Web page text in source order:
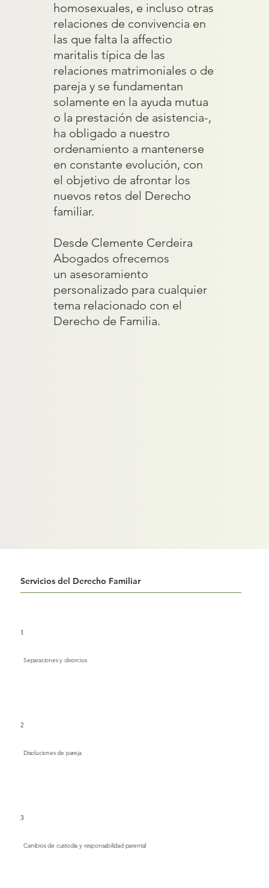
homosexuales, e incluso otras
relaciones de convivencia en
las que falta la affectio
maritalis típica de las
relaciones matrimoniales o de
pareja y se fundamentan
solamente en la ayuda mutua
o la prestación de asistencia-,
ha obligado a nuestro
ordenamiento a mantenerse
en constante evolución, con
el objetivo de afrontar los
nuevos retos del Derecho
familiar.
Desde Clemente Cerdeira
Abogados ofrecemos
un asesoramiento
personalizado para cualquier
tema relacionado con el
Derecho de Familia.
Servicios del Derecho Familiar
Separaciones y divorcios
1
Disoluciones de pareja
2
Cambios de custodia y responsabilidad parental
3